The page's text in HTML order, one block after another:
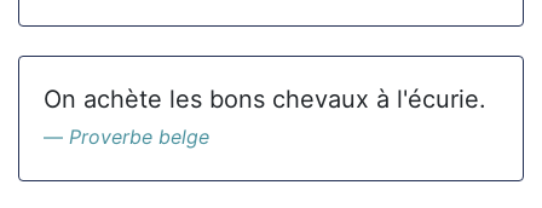
On achète les bons chevaux à l'écurie.
Proverbe belge